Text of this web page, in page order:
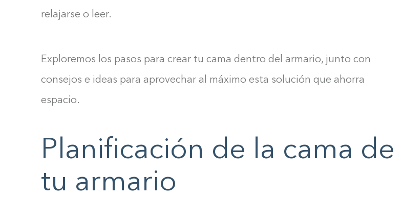
relajarse o leer.
Exploremos los pasos para crear tu cama dentro del armario, junto con
consejos e ideas para aprovechar al máximo esta solución que ahorra
espacio.
Planificación de la cama de
tu armario
Construyendo el armario...